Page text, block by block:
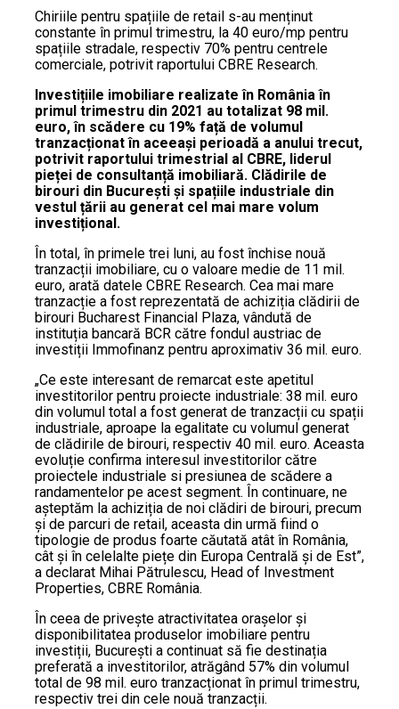
Chiriile pentru spațiile de retail s-au menținut
constante în primul trimestru, la 40 euro/mp pentru
spațiile stradale, respectiv 70% pentru centrele
comerciale, potrivit raportului CBRE Research.
Investițiile imobiliare realizate în România în
primul trimestru din 2021 au totalizat 98 mil.
euro, în scădere cu 19% față de volumul
tranzacționat în aceeași perioadă a anului trecut,
potrivit raportului trimestrial al CBRE, liderul
pieței de consultanță imobiliară. Clădirile de
birouri din București și spațiile industriale din
vestul țării au generat cel mai mare volum
investițional.
În total, în primele trei luni, au fost închise nouă
tranzacții imobiliare, cu o valoare medie de 11 mil.
euro, arată datele CBRE Research. Cea mai mare
tranzacție a fost reprezentată de achiziția clădirii de
birouri Bucharest Financial Plaza, vândută de
instituția bancară BCR către fondul austriac de
investiții Immofinanz pentru aproximativ 36 mil. euro.
„Ce este interesant de remarcat este apetitul
investitorilor pentru proiecte industriale: 38 mil. euro
din volumul total a fost generat de tranzacții cu spații
industriale, aproape la egalitate cu volumul generat
de clădirile de birouri, respectiv 40 mil. euro. Aceasta
evoluție confirma interesul investitorilor către
proiectele industriale si presiunea de scădere a
randamentelor pe acest segment. În continuare, ne
așteptăm la achiziția de noi clădiri de birouri, precum
și de parcuri de retail, aceasta din urmă fiind o
tipologie de produs foarte căutată atât în România,
cât și în celelalte piețe din Europa Centrală și de Est”,
a declarat Mihai Pătrulescu, Head of Investment
Properties, CBRE România.
În ceea de privește atractivitatea orașelor și
disponibilitatea produselor imobiliare pentru
investiții, București a continuat să fie destinația
preferată a investitorilor, atrăgând 57% din volumul
total de 98 mil. euro tranzacționat în primul trimestru,
respectiv trei din cele nouă tranzacții.